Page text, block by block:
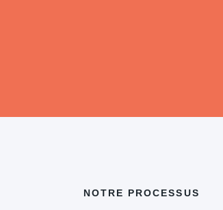
NOTRE PROCESSUS